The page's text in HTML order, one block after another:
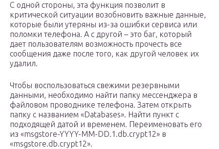
С одной стороны, эта функция позволит в
критической ситуации возобновить важные данные,
которые были утеряны из-за ошибки сервиса или
поломки телефона. А с другой – это баг, который
дает пользователям возможность прочесть все
сообщения даже после того, как другой человек их
удалил.
Чтобы воспользоваться свежими резервными
данными, необходимо найти папку мессенджера в
файловом проводнике телефона. Затем открыть
папку с названием «Databases». Найти пункт с
подходящей датой и временем. Переименовать его
из «msgstore-YYYY-MM-DD.1.db.crypt12» в
«msgstore.db.crypt12».